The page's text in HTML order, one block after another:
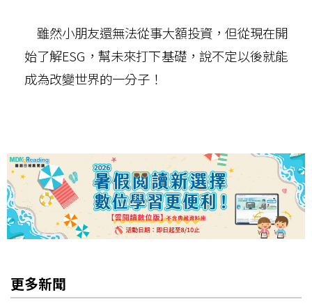
雖然小朋友還無法從事大額投資，但從現在開
始了解ESG，幫未來打下基礎，說不定以後就能
成為改變世界的一分子！
更多新聞